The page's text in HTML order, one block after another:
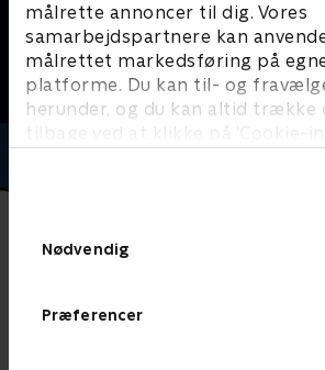
målrette annoncer til dig. Vores
samarbejdspartnere kan
målrettet markedsføring på
platforme. Du kan til- og
herunder, og du kan altid trække
tilbage ved at klikke på ’Cookie-
Nødvendig
Præferencer
Miniteve: Transportmidler
Børneserier • 1 sæsoner